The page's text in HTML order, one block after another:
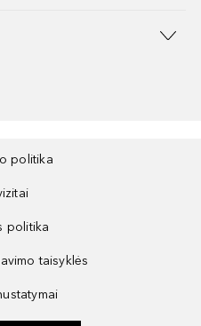
politika
politika
taisyklės